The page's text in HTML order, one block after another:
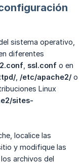
sistema operativo,
diferentes
ssl.conf o en
/etc/apache2/ o
Linux
sites-
localice las
y modifique las
archivos del